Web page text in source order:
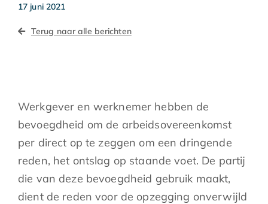
17 juni 2021
Terug naar alle berichten
Werkgever en werknemer hebben de
bevoegdheid om de arbeidsovereenkomst
per direct op te zeggen om een dringende
reden, het ontslag op staande voet. De partij
die van deze bevoegdheid gebruik maakt,
dient de reden voor de opzegging onverwijld